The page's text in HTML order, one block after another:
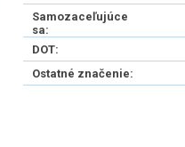
Samozaceľujúce
sa:
DOT:
Ostatné značenie: